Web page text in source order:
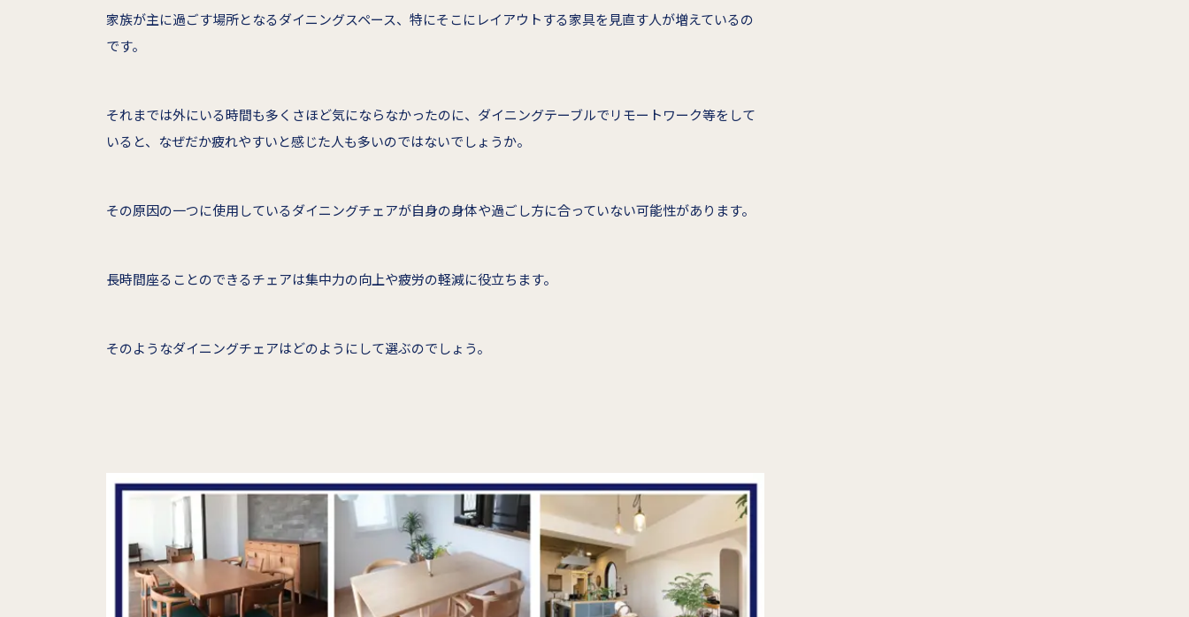
家族が主に過ごす場所となるダイニングスペース、特にそこにレイアウトする家具を見直す人が増えているの
です。
それまでは外にいる時間も多くさほど気にならなかったのに、ダイニングテーブルでリモートワーク等をして
いると、なぜだか疲れやすいと感じた人も多いのではないでしょうか。
その原因の一つに使用しているダイニングチェアが自身の身体や過ごし方に合っていない可能性があります。
長時間座ることのできるチェアは集中力の向上や疲労の軽減に役立ちます。
そのようなダイニングチェアはどのようにして選ぶのでしょう。